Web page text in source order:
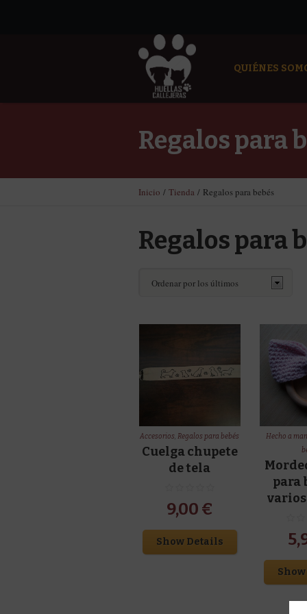
QUIÉNES
Regalos para
Inicio / Tienda / Regalos para bebés
Regalos para
Accesorios,Regalos para bebés
Cuelga chupete
de tela
9,00 €
Show Details
Hecho a
para